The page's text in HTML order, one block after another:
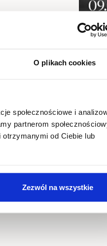
O plikach cookies
społecznościowe i
partnerom
od Ciebie lub
Zezwól na wszystkie
Jak